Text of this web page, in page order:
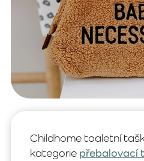
Childhome toaletní
kategorie přebalovací